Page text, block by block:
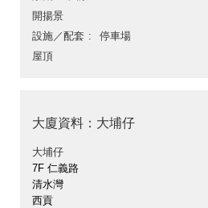
開揚景
設施／配套
停車場
屋頂
大廈資料：大埔仔
大埔仔
7F 仁義路
清水灣
西貢